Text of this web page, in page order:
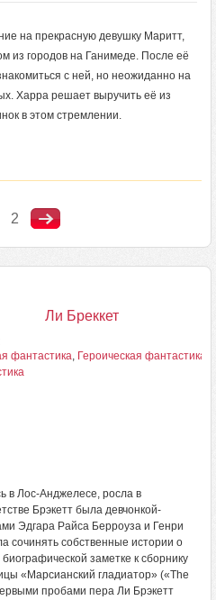
на прекрасную девушку Маритт,
из городов на Ганимеде. После её
с ней, но неожиданно на
Харра решает выручить её из
в этом стремлении.
2
Ли Бреккет
фантастика, Героическая фантастика
в Лос-Анджелесе, росла в
Брэкетт была девчонкой-
Эдгара Райса Берроуза и Генри
сочинять собственные истории о
заметке к сборнику
«Марсианский гладиатор» («The
пробами пера Ли Брэкетт